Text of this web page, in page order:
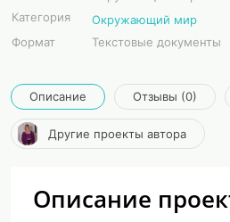
Категория
Окружающий мир
Формат
Текстовые документы
Описание Отзывы (0)
Другие проекты автора
Описание